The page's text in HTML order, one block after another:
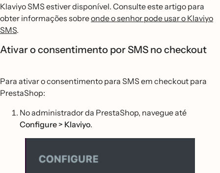
Klaviyo SMS estiver disponível. Consulte este artigo para
obter informações sobreonde o senhor pode usar o Klaviyo
SMS.
Ativar o consentimento por SMS no checkout
Para ativar o consentimento para SMS em checkout para
PrestaShop:
No administrador da PrestaShop, navegue até
Configure > Klaviyo.